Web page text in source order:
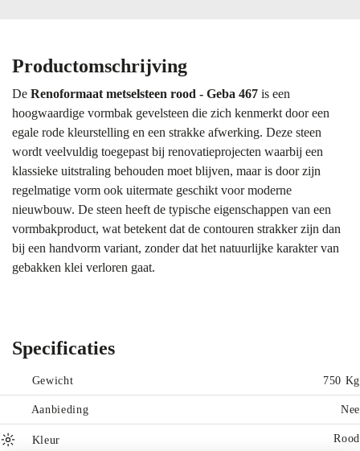
Productomschrijving
De Renoformaat metselsteen rood - Geba 467 is een
hoogwaardige vormbak gevelsteen die zich kenmerkt door een
egale rode kleurstelling en een strakke afwerking. Deze steen
wordt veelvuldig toegepast bij renovatieprojecten waarbij een
klassieke uitstraling behouden moet blijven, maar is door zijn
regelmatige vorm ook uitermate geschikt voor moderne
nieuwbouw. De steen heeft de typische eigenschappen van een
vormbakproduct, wat betekent dat de contouren strakker zijn dan
bij een handvorm variant, zonder dat het natuurlijke karakter van
gebakken klei verloren gaat.
gelijkmatig kleurbeeld.
Kleur & uitstraling
De kleur van de Geba 467 is een diepe, verzadigde rode tint die
doet denken aan de traditionele bakstenen uit de vorige eeuw. Er
zitten subtiele nuances in de partij die ontstaan tijdens het
Specificaties
Gewicht 750 Kg
Aanbieding Nee
Kleur Rood